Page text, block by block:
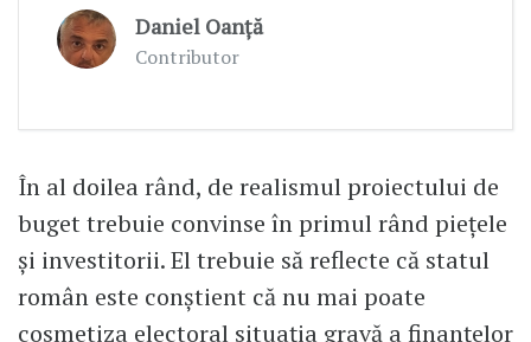
Daniel Oanță
Contributor
În al doilea rând, de realismul proiectului de
buget trebuie convinse în primul rând piețele
și investitorii. El trebuie să reflecte că statul
român este conștient că nu mai poate
cosmetiza electoral situația gravă a finanțelor